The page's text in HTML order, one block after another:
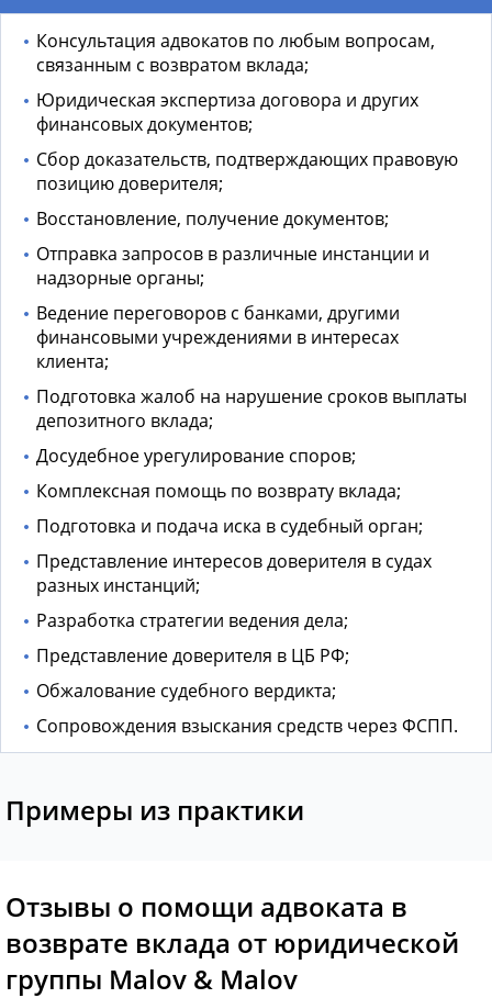
Консультация адвокатов по любым вопросам,
связанным с возвратом вклада;
Юридическая экспертиза договора и других
финансовых документов;
Сбор доказательств, подтверждающих правовую
позицию доверителя;
Восстановление, получение документов;
Отправка запросов в различные инстанции и
надзорные органы;
Ведение переговоров с банками, другими
финансовыми учреждениями в интересах
клиента;
Подготовка жалоб на нарушение сроков выплаты
депозитного вклада;
Досудебное урегулирование споров;
Комплексная помощь по возврату вклада;
Подготовка и подача иска в судебный орган;
Представление интересов доверителя в судах
разных инстанций;
Разработка стратегии ведения дела;
Представление доверителя в ЦБ РФ;
Обжалование судебного вердикта;
Сопровождения взыскания средств через ФСПП.
Примеры из практики
Отзывы о помощи адвоката в
возврате вклада от юридической
группы Malov & Malov